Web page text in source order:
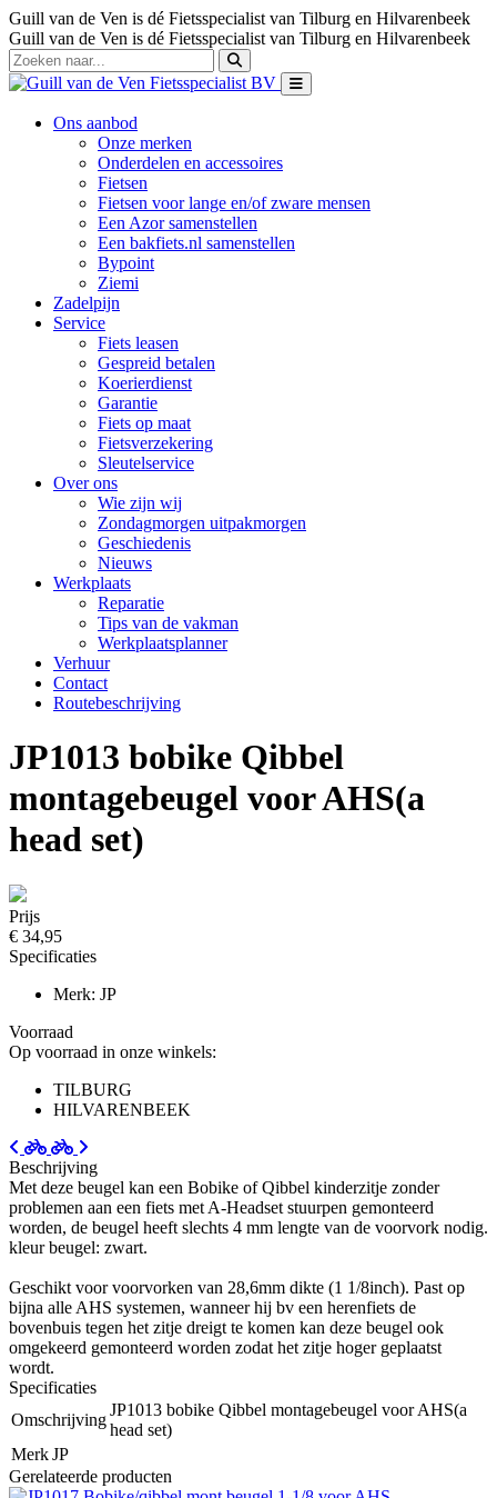
Guill van de Ven is dé Fietsspecialist van Tilburg en Hilvarenbeek
Guill van de Ven is dé Fietsspecialist van Tilburg en Hilvarenbeek
Ons aanbod
Onze merken
Onderdelen en accessoires
Fietsen
Fietsen voor lange en/of zware mensen
Een Azor samenstellen
Een bakfiets.nl samenstellen
Bypoint
Ziemi
Zadelpijn
Service
Fiets leasen
Gespreid betalen
Koerierdienst
Garantie
Fiets op maat
Fietsverzekering
Sleutelservice
Over ons
Wie zijn wij
Zondagmorgen uitpakmorgen
Geschiedenis
Nieuws
Werkplaats
Reparatie
Tips van de vakman
Werkplaatsplanner
Verhuur
Contact
Routebeschrijving
JP1013 bobike Qibbel
montagebeugel voor AHS(a
head set)
Prijs
€ 34,95
Specificaties
Merk: JP
Voorraad
Op voorraad in onze winkels:
TILBURG
HILVARENBEEK
Beschrijving
Met deze beugel kan een Bobike of Qibbel kinderzitje zonder
problemen aan een fiets met A-Headset stuurpen gemonteerd
worden, de beugel heeft slechts 4 mm lengte van de voorvork nodig.
kleur beugel: zwart.
Geschikt voor voorvorken van 28,6mm dikte (1 1/8inch). Past op
bijna alle AHS systemen, wanneer hij bv een herenfiets de
bovenbuis tegen het zitje dreigt te komen kan deze beugel ook
omgekeerd gemonteerd worden zodat het zitje hoger geplaatst
wordt.
Specificaties
Omschrijving
JP1013 bobike Qibbel montagebeugel voor AHS(a
head set)
MerkJP
Gerelateerde producten